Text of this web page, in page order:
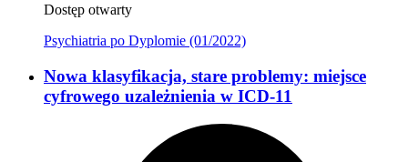
Dostęp otwarty
Psychiatria po Dyplomie (01/2022)
Nowa klasyfikacja, stare problemy: miejsce
cyfrowego uzależnienia w ICD-11